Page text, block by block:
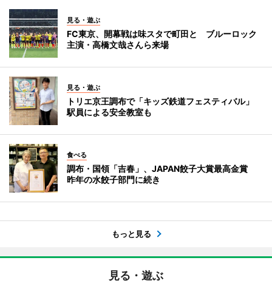
見る・遊ぶ
FC東京、開幕戦は味スタで町田と ブルーロック
主演・高橋文哉さんら来場
見る・遊ぶ
トリエ京王調布で「キッズ鉄道フェスティバル」
駅員による安全教室も
食べる
調布・国領「吉春」、JAPAN餃子大賞最高金賞
昨年の水餃子部門に続き
もっと見る
見る・遊ぶ